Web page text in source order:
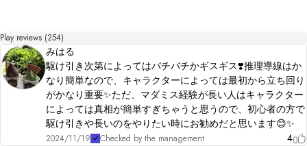
Play reviews (254)
みはる
駆け引き次第によってはバチバチかギスギス❣️推理導線はか
なり簡単なので、キャラクターによっては最初から立ち回り
がかなり重要✨ただ、マダミス経験が長い人はキャラクター
によっては真相が簡単すぎちゃうと思うので、初心者の方で
駆け引きや長いのをやりたい時にお勧めだと思います😊✨
2024/11/19 Checked by the management
4